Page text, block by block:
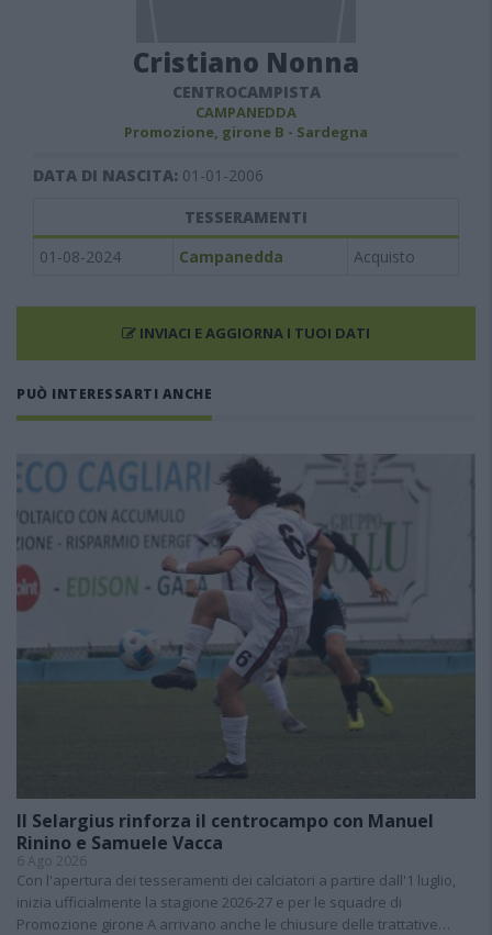
Cristiano Nonna
CENTROCAMPISTA
CAMPANEDDA
Promozione, girone B - Sardegna
DATA DI NASCITA: 01-01-2006
TESSERAMENTI
01-08-2024
Campanedda Acquisto
INVIACI E AGGIORNA I TUOI DATI
PUÒ INTERESSARTI ANCHE
Il Selargius rinforza il centrocampo con Manuel
Rinino e Samuele Vacca
6 Ago 2026
Con l'apertura dei tesseramenti dei calciatori a partire dall'1 luglio,
inizia ufficialmente la stagione 2026-27 e per le squadre di
Promozione girone A arrivano anche le chiusure delle trattative…